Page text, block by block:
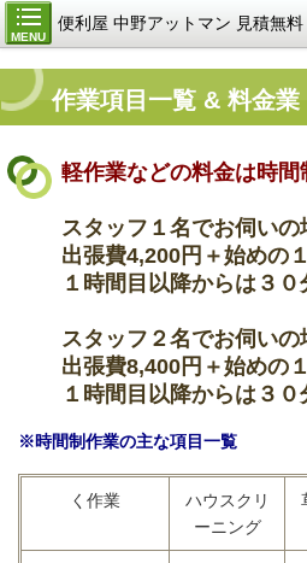
MENU
便利屋 中野アットマン 見積無料
作業項目一覧 & 料金業
軽作業などの料金は時間
スタッフ１名でお伺いの
出張費4,200円＋始めの
１時間目以降からは３０
スタッフ２名でお伺いの
出張費8,400円＋始めの
１時間目以降からは３０
※時間制作業の主な項目一覧
く作業
ハウスクリ
ーニング